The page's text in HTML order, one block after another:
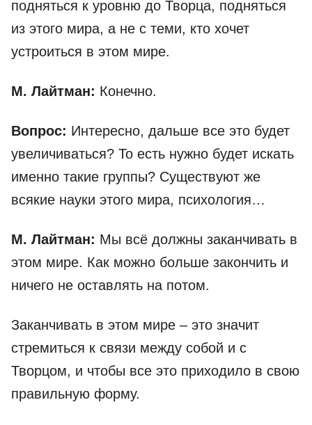
подняться к уровню до Творца, подняться
из этого мира, а не с теми, кто хочет
устроиться в этом мире.
М. Лайтман: Конечно.
Вопрос: Интересно, дальше все это будет
увеличиваться? То есть нужно будет искать
именно такие группы? Существуют же
всякие науки этого мира, психология…
М. Лайтман: Мы всё должны заканчивать в
этом мире. Как можно больше закончить и
ничего не оставлять на потом.
Заканчивать в этом мире – это значит
стремиться к связи между собой и с
Творцом, и чтобы все это приходило в свою
правильную форму.